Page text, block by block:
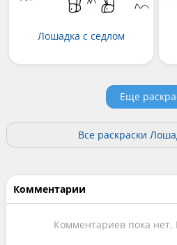
Лошадка с седлом
Еще
Все раскраски
Комментарии
Комментариев пока